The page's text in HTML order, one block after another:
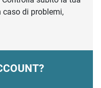
caso di problemi,